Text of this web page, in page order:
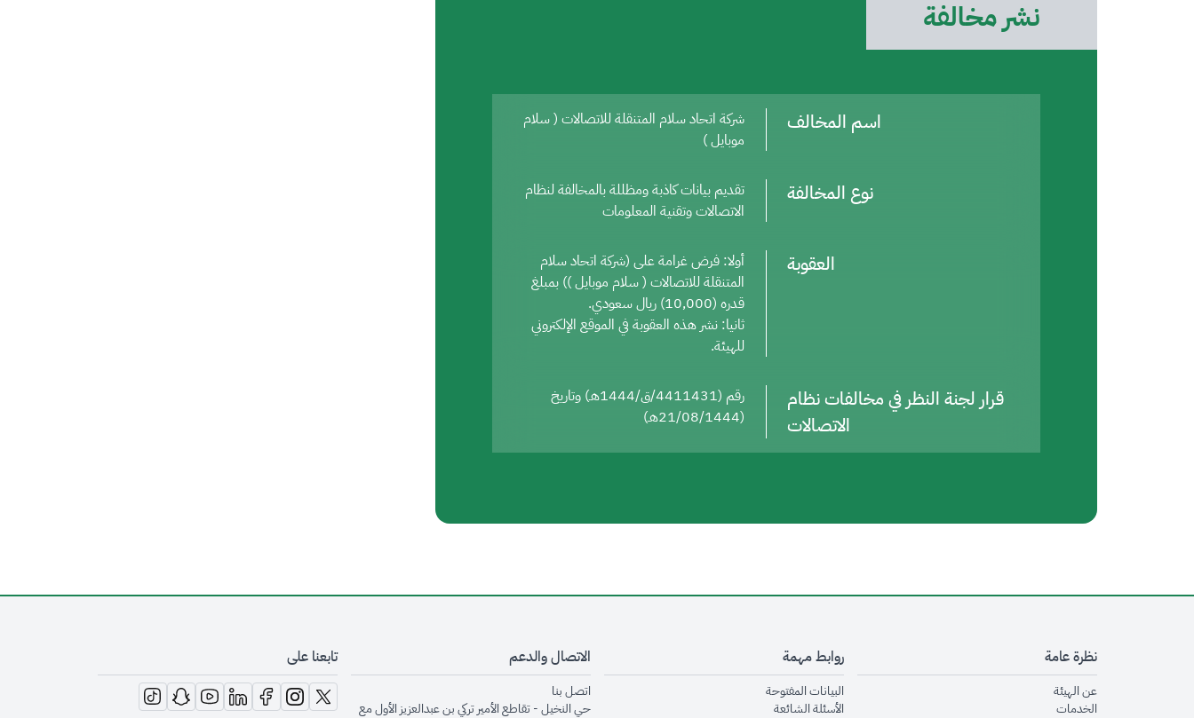
نشر مخالفة
اسم المخالف
شركة اتحاد سلام المتنقلة للاتصالات ( سلام
موبايل )
نوع المخالفة
تقديم بيانات كاذبة ومظللة بالمخالفة لنظام
الاتصالات وتقنية المعلومات
العقوبة
أولا: فرض غرامة على (شركة اتحاد سلام
المتنقلة للاتصالات ( سلام موبايل )) بمبلغ
قدره (10,000) ريال سعودي.
ثانيا: نشر هذه العقوبة في الموقع الإلكتروني
للهيئة.
قرار لجنة النظر في مخالفات نظام
الاتصالات
رقم (4411431/ق/1444هـ) وتاريخ
(21/08/1444هـ)
نظرة عامة
عن الهيئةopens in new window
الخدماتopens in new window
روابط مهمة
البيانات المفتوحةopens in new window
الأسئلة الشائعةopens in new window
الاتصال والدعم
اتصل بنا
حي النخيل - تقاطع الأمير تركي بن عبدالعزيز الأول مع
تابعنا على
opens in new window
opens in new window
opens in new window
opens in new window
opens in new window
opens in new window
opens in new window